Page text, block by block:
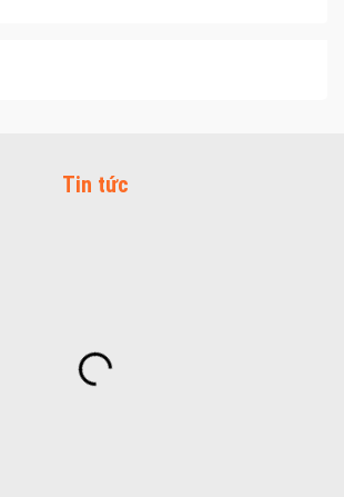
Tin tức
cửa nhôm – Tối ưu màu sắc Kiến Trúc